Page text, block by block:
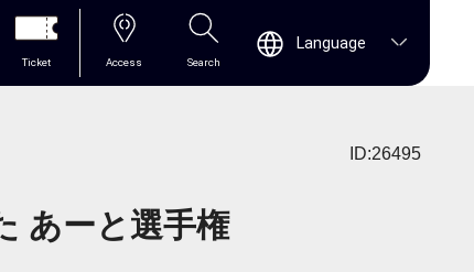
Ticket Access Search
Language
ID:26495
あーと選手権